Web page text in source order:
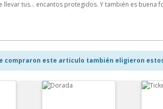
llevar tus... encantos protegidos. Y también es buena
compraron este articulo también eligieron